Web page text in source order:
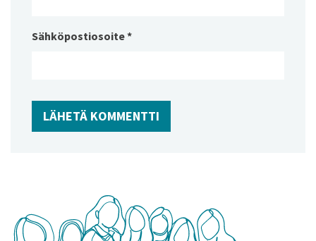
Sähköpostiosoite*